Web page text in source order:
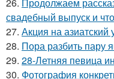
26. Продолжаем
свадебный выпуск и
27. Акция на азиатский
28. Пора разбить пару
29. 28-Летняя певица
30. Фотография